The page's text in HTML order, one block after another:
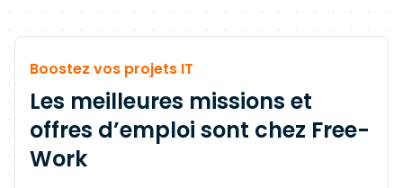
Boostez vos projets IT
Les meilleures missions et
offres d’emploi sont chez Free-
Work